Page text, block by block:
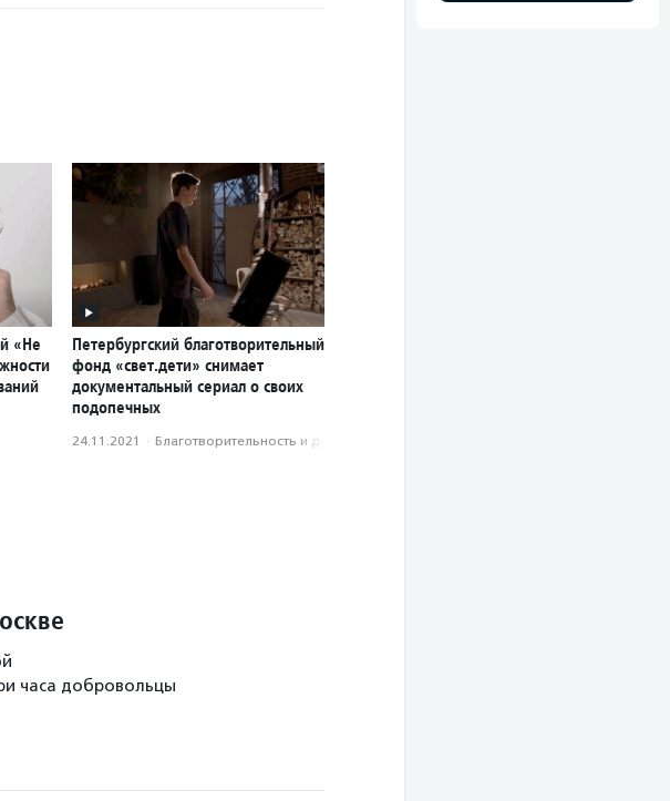
«Не
Петербургский благотворительный
фонд «свет.дети» снимает
документальный сериал о своих
подопечных
24.11.2021 · Благотвори­тель­ность и доброволь­чест­во
часа добровольцы